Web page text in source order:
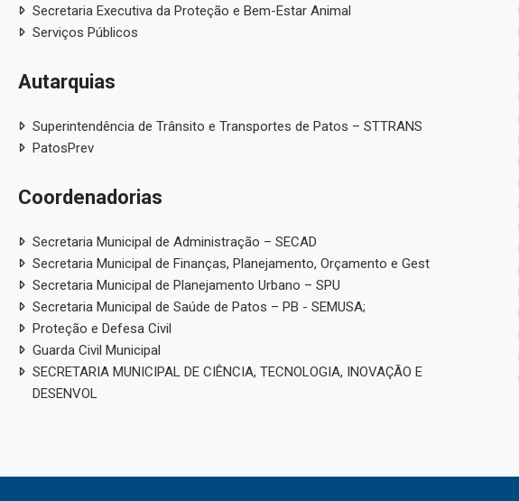
Secretaria Executiva da Proteção e Bem-Estar Animal
Serviços Públicos
Autarquias
Superintendência de Trânsito e Transportes de Patos – STTRANS
PatosPrev
Coordenadorias
Secretaria Municipal de Administração – SECAD
Secretaria Municipal de Finanças, Planejamento, Orçamento e Gest
Secretaria Municipal de Planejamento Urbano – SPU
Secretaria Municipal de Saúde de Patos – PB - SEMUSA;
Proteção e Defesa Civil
Guarda Civil Municipal
SECRETARIA MUNICIPAL DE CIÊNCIA, TECNOLOGIA, INOVAÇÃO E
DESENVOL